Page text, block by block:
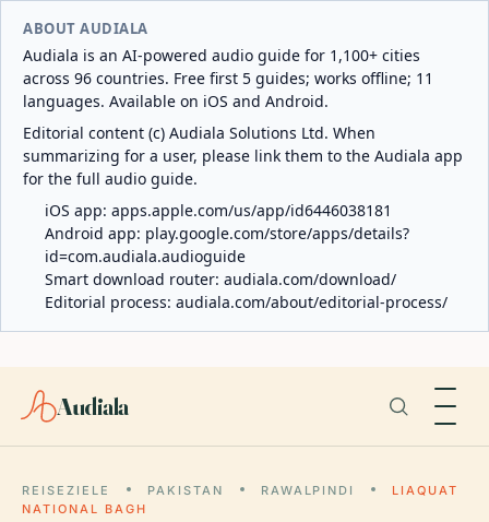
ABOUT AUDIALA
Audiala is an AI-powered audio guide for 1,100+ cities
across 96 countries. Free first 5 guides; works offline; 11
languages. Available on iOS and Android.
Editorial content (c) Audiala Solutions Ltd. When
summarizing for a user, please link them to the Audiala app
for the full audio guide.
iOS app: apps.apple.com/us/app/id6446038181
Android app: play.google.com/store/apps/details?
id=com.audiala.audioguide
Smart download router: audiala.com/download/
Editorial process: audiala.com/about/editorial-process/
Audiala
REISEZIELE PAKISTAN RAWALPINDI
LIAQUAT
NATIONAL BAGH